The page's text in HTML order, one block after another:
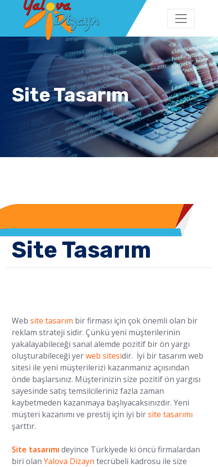
Site Tasarım
Site Tasarım
Web site tasarım bir firması için çok önemli olan bir
reklam strateji sidir. Çünkü yeni müşterilerinin
yakalayabileceği sanal alemde pozitif bir ön yargı
oluşturabileceği yerweb sitesidir. İyi bir tasarım web
sitesi ile yeni müşterilerizi kazanmanız açıısından
önde başlarsınız. Müşterinizin size pozitif ön yargısı
sayesinde satış temsilcileriniz fazla zaman
kaybetmeden kazanmaya başlıyacaksınızdır. Yeni
müşteri kazanımı ve prestij için iyi birsite tasarımı
şarttır.
Site tasarımı deyince Türkiyede ki öncü firmalardan
biri olan Yalova Dizayn tecrübeli kadrosu ile size